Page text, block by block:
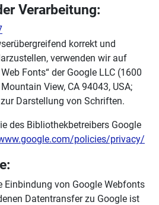
Verarbeitung:
korrekt und
verwenden wir auf
Fonts“ der Google LLC (1600
View, CA 94043, USA;
Darstellung von Schriften.
des Bibliothekbetreibers Google
policies/privacy/
Einbindung von Google Webfonts
Datentransfer zu Google ist